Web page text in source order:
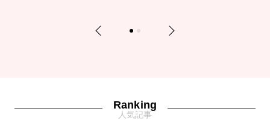
Previous 1 2 Next
Ranking
人気記事